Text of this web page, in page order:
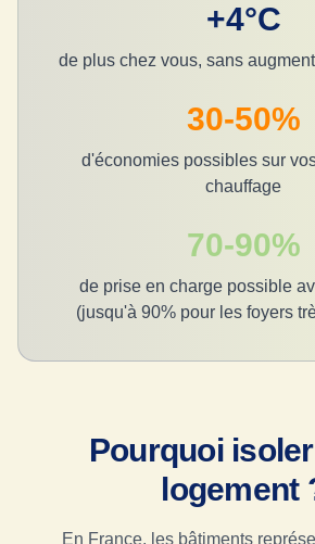
+4°C
de plus chez vous, sans
30-50%
d'économies possibles sur
chauffage
70-90%
de prise en charge possible
(jusqu'à 90% pour les foyers
Pourquoi
logement
En France, les bâtiments